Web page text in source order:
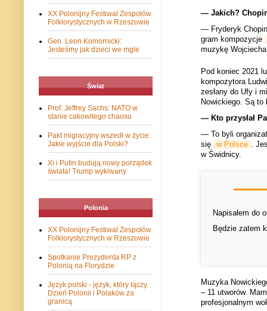
— Jakich?
— Fryderyk
gram kompozycje
muzykę
Pod koniec 2021
kompozytora
zesłany do Ufy i
Nowickiego. Są to
— Kto przysłał
— To byli
się w Polsce
.
w Świdnicy.
Napisałem do
Będzie zatem
Muzyka
– 11 utworów.
profesjonalnym
XX Polonijny Festiwal Zespołów
Folklorystycznych w Rzeszowie
Gen. Leon Komornicki:
Jesteśmy jak dzieci we mgle
Świat
Prof. Jeffrey Sachs: NATO w
stanie cakowitego chaosu
Pakt migracyjny wszedł w życie.
Jakie wyjście dla Polski?
Xi i Putin budują nowy porządek
świata! Trump wykiwany
Polonia
XX Polonijny Festiwal Zespołów
Folklorystycznych w Rzeszowie
Spotkanie Prezydenta RP z
Polonią na Florydzie
Język polski - język, który łączy.
Dzień Polonii i Polaków za
granicą